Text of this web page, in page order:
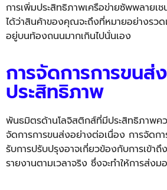
การเพิ่มประสิทธิภาพเครือข่ายซัพพลายเช
ได้ว่าสินค้าของคุณจะถึงที่หมายอย่างรวด
อยู่บนท้องถนนมากเกินไปนั่นเอง
การจัดการการขนส่
ประสิทธิภาพ
พันธมิตรด้านโลจิสติกส์ที่มีประสิทธิภาพค
จัดการการขนส่งอย่างต่อเนื่อง การจัดก
รับการปรับปรุงอาจเกี่ยวข้องกับการเข้าถึ
รายงานตามเวลาจริง ซึ่งจะทำให้การส่งม